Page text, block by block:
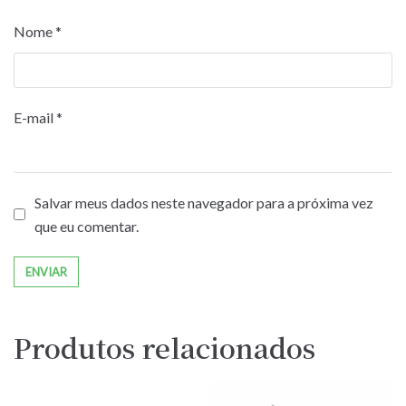
Nome*
E-mail*
Salvar meus dados neste navegador para a próxima vez
que eu comentar.
Produtos relacionados